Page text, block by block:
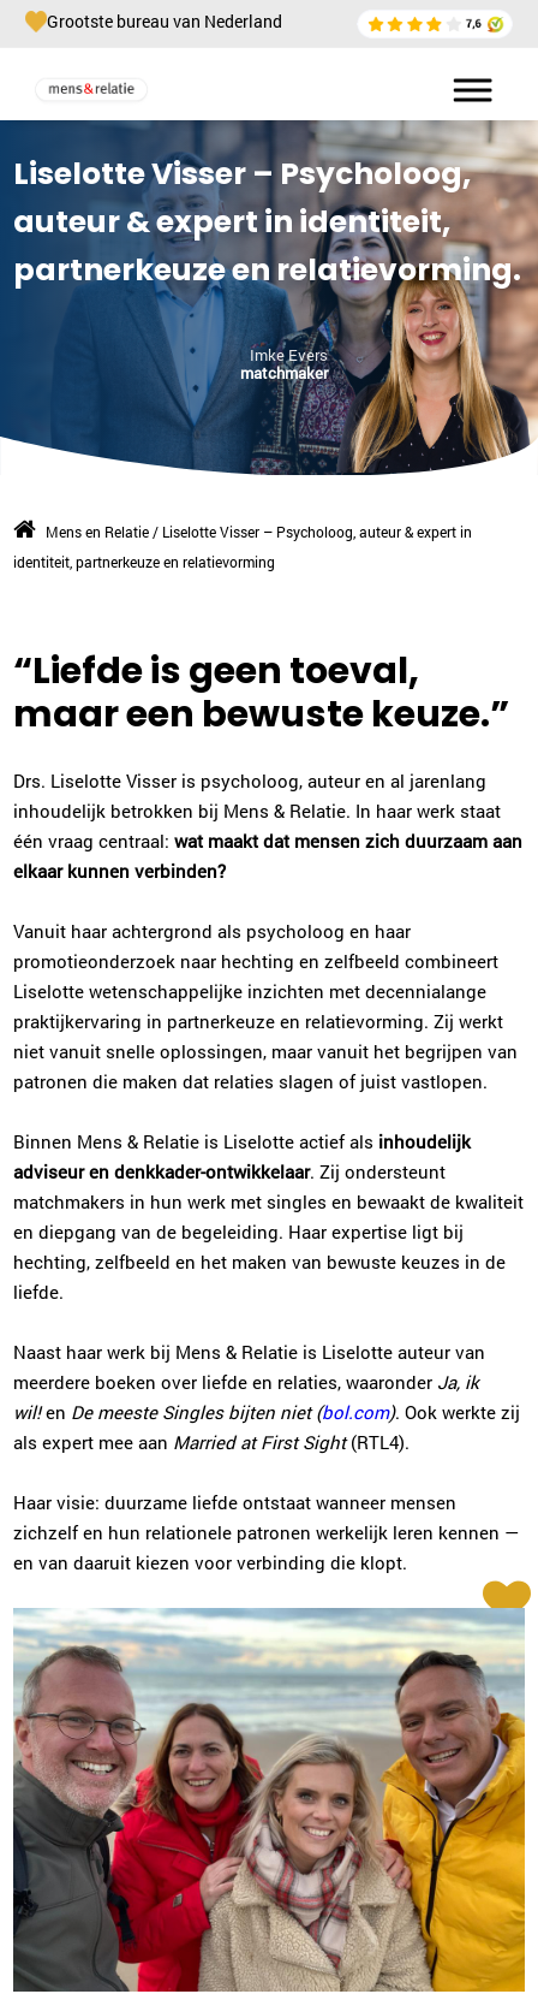
Grootste bureau van Nederland
Liselotte Visser – Psycholoog,
auteur & expert in identiteit,
partnerkeuze en relatievorming.
Imke Evers
matchmaker
Mens en Relatie / Liselotte Visser – Psycholoog, auteur & expert in
identiteit, partnerkeuze en relatievorming
“Liefde is geen toeval,
maar een bewuste keuze.”
Drs. Liselotte Visser is psycholoog, auteur en al jarenlang
inhoudelijk betrokken bij Mens & Relatie. In haar werk staat
één vraag centraal:wat maakt dat mensen zich duurzaam aan
elkaar kunnen verbinden?
Vanuit haar achtergrond als psycholoog en haar
promotieonderzoek naar hechting en zelfbeeld combineert
Liselotte wetenschappelijke inzichten met decennialange
praktijkervaring in partnerkeuze en relatievorming. Zij werkt
niet vanuit snelle oplossingen, maar vanuit het begrijpen van
patronen die maken dat relaties slagen of juist vastlopen.
Binnen Mens & Relatie is Liselotte actief als inhoudelijk
adviseur en denkkader-ontwikkelaar. Zij ondersteunt
matchmakers in hun werk met singles en bewaakt de kwaliteit
en diepgang van de begeleiding. Haar expertise ligt bij
hechting, zelfbeeld en het maken van bewuste keuzes in de
liefde.
Naast haar werk bij Mens & Relatie is Liselotte auteur van
meerdere boeken over liefde en relaties, waaronder Ja, ik
wil!en De meeste Singles bijten niet (bol.com). Ook werkte zij
als expert mee aan Married at First Sight(RTL4).
Haar visie: duurzame liefde ontstaat wanneer mensen
zichzelf en hun relationele patronen werkelijk leren kennen —
en van daaruit kiezen voor verbinding die klopt.